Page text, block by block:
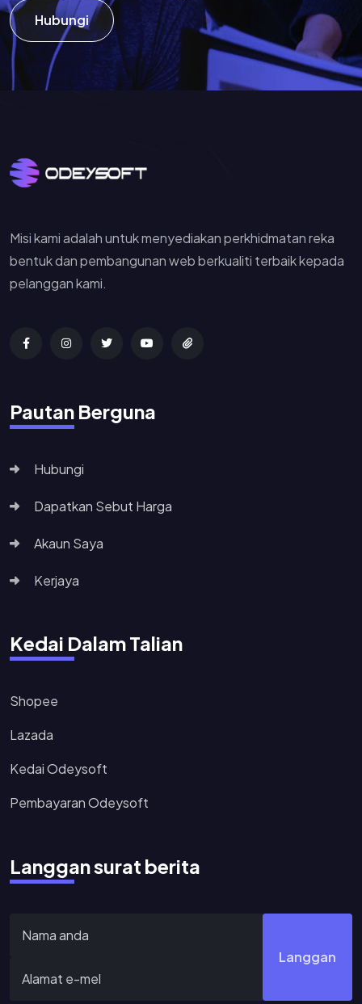
Hubungi
Misi kami adalah untuk menyediakan perkhidmatan reka
bentuk dan pembangunan web berkualiti terbaik kepada
pelanggan kami.
Pautan Berguna
Hubungi
Dapatkan Sebut Harga
Akaun Saya
Kerjaya
Kedai Dalam Talian
Shopee
Lazada
Kedai Odeysoft
Pembayaran Odeysoft
Langgan surat berita
Langgan